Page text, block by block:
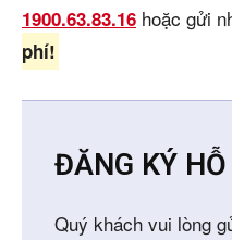
1900.63.83.16 hoặc gửi
phí!
ĐĂNG KÝ
Quý khách vui lòng